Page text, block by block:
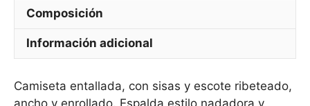
Composición
Información adicional
Camiseta entallada, con sisas y escote ribeteado,